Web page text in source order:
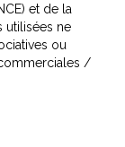
et de la
utilisées ne
ou
/